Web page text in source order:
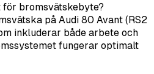
bromsvätskebyte?
på Audi 80 Avant (RS2
inkluderar både arbete och
fungerar optimalt